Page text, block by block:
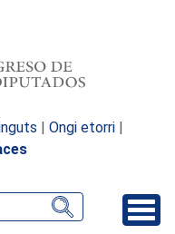
| Ongi etorri |